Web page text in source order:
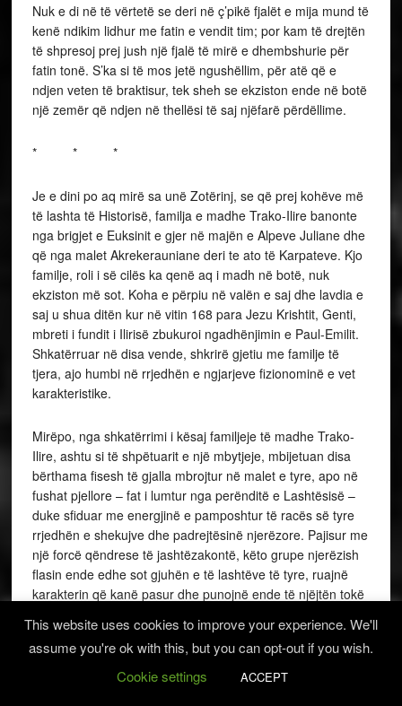
Nuk e di në të vërtetë se deri në ç’pikë fjalët e mija mund të
kenë ndikim lidhur me fatin e vendit tim; por kam të drejtën
të shpresoj prej jush një fjalë të mirë e dhembshurie për
fatin tonë. S’ka si të mos jetë ngushëllim, për atë që e
ndjen veten të braktisur, tek sheh se ekziston ende në botë
një zemër që ndjen në thellësi të saj njëfarë përdëllime.
* * *
Je e dini po aq mirë sa unë Zotërinj, se që prej kohëve më
të lashta të Historisë, familja e madhe Trako-Ilire banonte
nga brigjet e Euksinit e gjer në majën e Alpeve Juliane dhe
që nga malet Akrekerauniane deri te ato të Karpateve. Kjo
familje, roli i së cilës ka qenë aq i madh në botë, nuk
ekziston më sot. Koha e përpiu në valën e saj dhe lavdia e
saj u shua ditën kur në vitin 168 para Jezu Krishtit, Genti,
mbreti i fundit i Ilirisë zbukuroi ngadhënjimin e Paul-Emilit.
Shkatërruar në disa vende, shkrirë gjetiu me familje të
tjera, ajo humbi në rrjedhën e ngjarjeve fizionominë e vet
karakteristike.
Mirëpo, nga shkatërrimi i kësaj familjeje të madhe Trako-
Ilire, ashtu si të shpëtuarit e një mbytjeje, mbijetuan disa
bërthama fisesh të gjalla mbrojtur në malet e tyre, apo në
fushat pjellore – fat i lumtur nga perënditë e Lashtësisë –
duke sfiduar me energjinë e pamposhtur të racës së tyre
rrjedhën e shekujve dhe padrejtësinë njerëzore. Pajisur me
një forcë qëndrese të jashtëzakontë, këto grupe njerëzish
flasin ende edhe sot gjuhën e të lashtëve të tyre, ruajnë
karakterin që kanë pasur dhe punojnë ende të njëjtën tokë
Historisë. Ata ndjenë peshën e fuqisë romake dhe
presionin e botës sllave; barbaria e Azisë u lëshua mbi ta
për më shumë se katër shekuj; por ata nuk humbën asgjë,
This website uses cookies to improve your experience. We'll
assume you're ok with this, but you can opt-out if you wish.
Cookie settings
ACCEPT